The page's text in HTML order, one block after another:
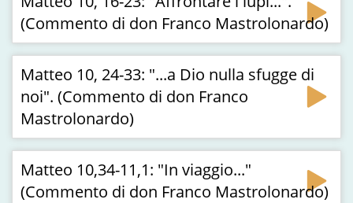
(Commento di don Franco Mastrolonardo)
Matteo 10, 24-33: "...a Dio nulla sfugge di
noi". (Commento di don Franco
Mastrolonardo)
Matteo 10,34-11,1: "In viaggio..."
(Commento di don Franco Mastrolonardo)